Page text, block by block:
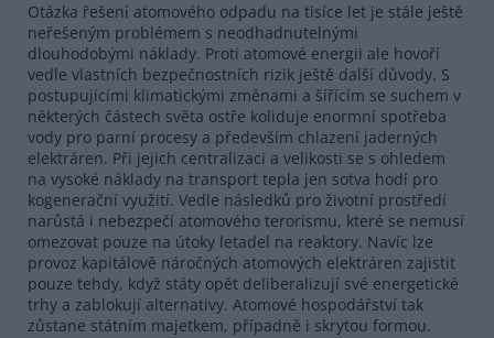
Otázka řešení atomového odpadu na tisíce let je stále ještě
neřešeným problémem s neodhadnutelnými
dlouhodobými náklady. Proti atomové energii ale hovoří
vedle vlastních bezpečnostních rizik ještě další důvody. S
postupujícími klimatickými změnami a šířícím se suchem v
některých částech světa ostře koliduje enormní spotřeba
vody pro parní procesy a především chlazení jaderných
elektráren. Při jejich centralizaci a velikosti se s ohledem
na vysoké náklady na transport tepla jen sotva hodí pro
kogenerační využití. Vedle následků pro životní prostředí
narůstá i nebezpečí atomového terorismu, které se nemusí
omezovat pouze na útoky letadel na reaktory. Navíc lze
provoz kapitálově náročných atomových elektráren zajistit
pouze tehdy, když státy opět deliberalizují své energetické
trhy a zablokují alternativy. Atomové hospodářství tak
zůstane státním majetkem, případně i skrytou formou.